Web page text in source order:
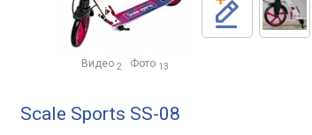
Видео 2 Фото 13
Scale Sports SS-08